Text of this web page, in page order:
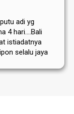
adi yg
4 hari....Bali
istiadatnya
selalu jaya